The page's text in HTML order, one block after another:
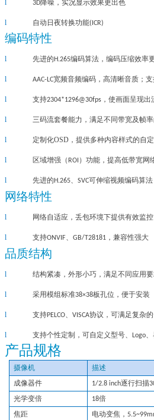
l 3D降噪，实况显示效果更出色
l 自动日夜转换功能(ICR)
编码特性
l 先进的H.265编码算法，编码压缩效率
l AAC-LC宽频音频编码，高清晰音质；
l 支持2304*1296@30fps ，使画面呈现出
l 三码流套餐能力，满足不同带宽及帧
l 定制化OSD ，提供多种内容样式的自
l 区域增强 （ROI）功能，提高低带宽
l 先进的 H.265、SVC可伸缩视频编码算
网络特性
l 网络自适应，丢包环境下提供有效监控
l 支持ONVIF、GB/T28181，兼容性强大
品质结构
l 结构紧凑，外形小巧，满足不同应用
l 采用模组标准38×38板孔位 ， 便于安装
l 支持PELCO、VISCA协议，可满足复杂
l 支持个性定制 ， 可自定义型号、Logo
产品规格
摄像机 描述
成像器件 1/2.8 inch逐行扫描
光学变倍 18倍
焦距 电动变焦 ，5.5~